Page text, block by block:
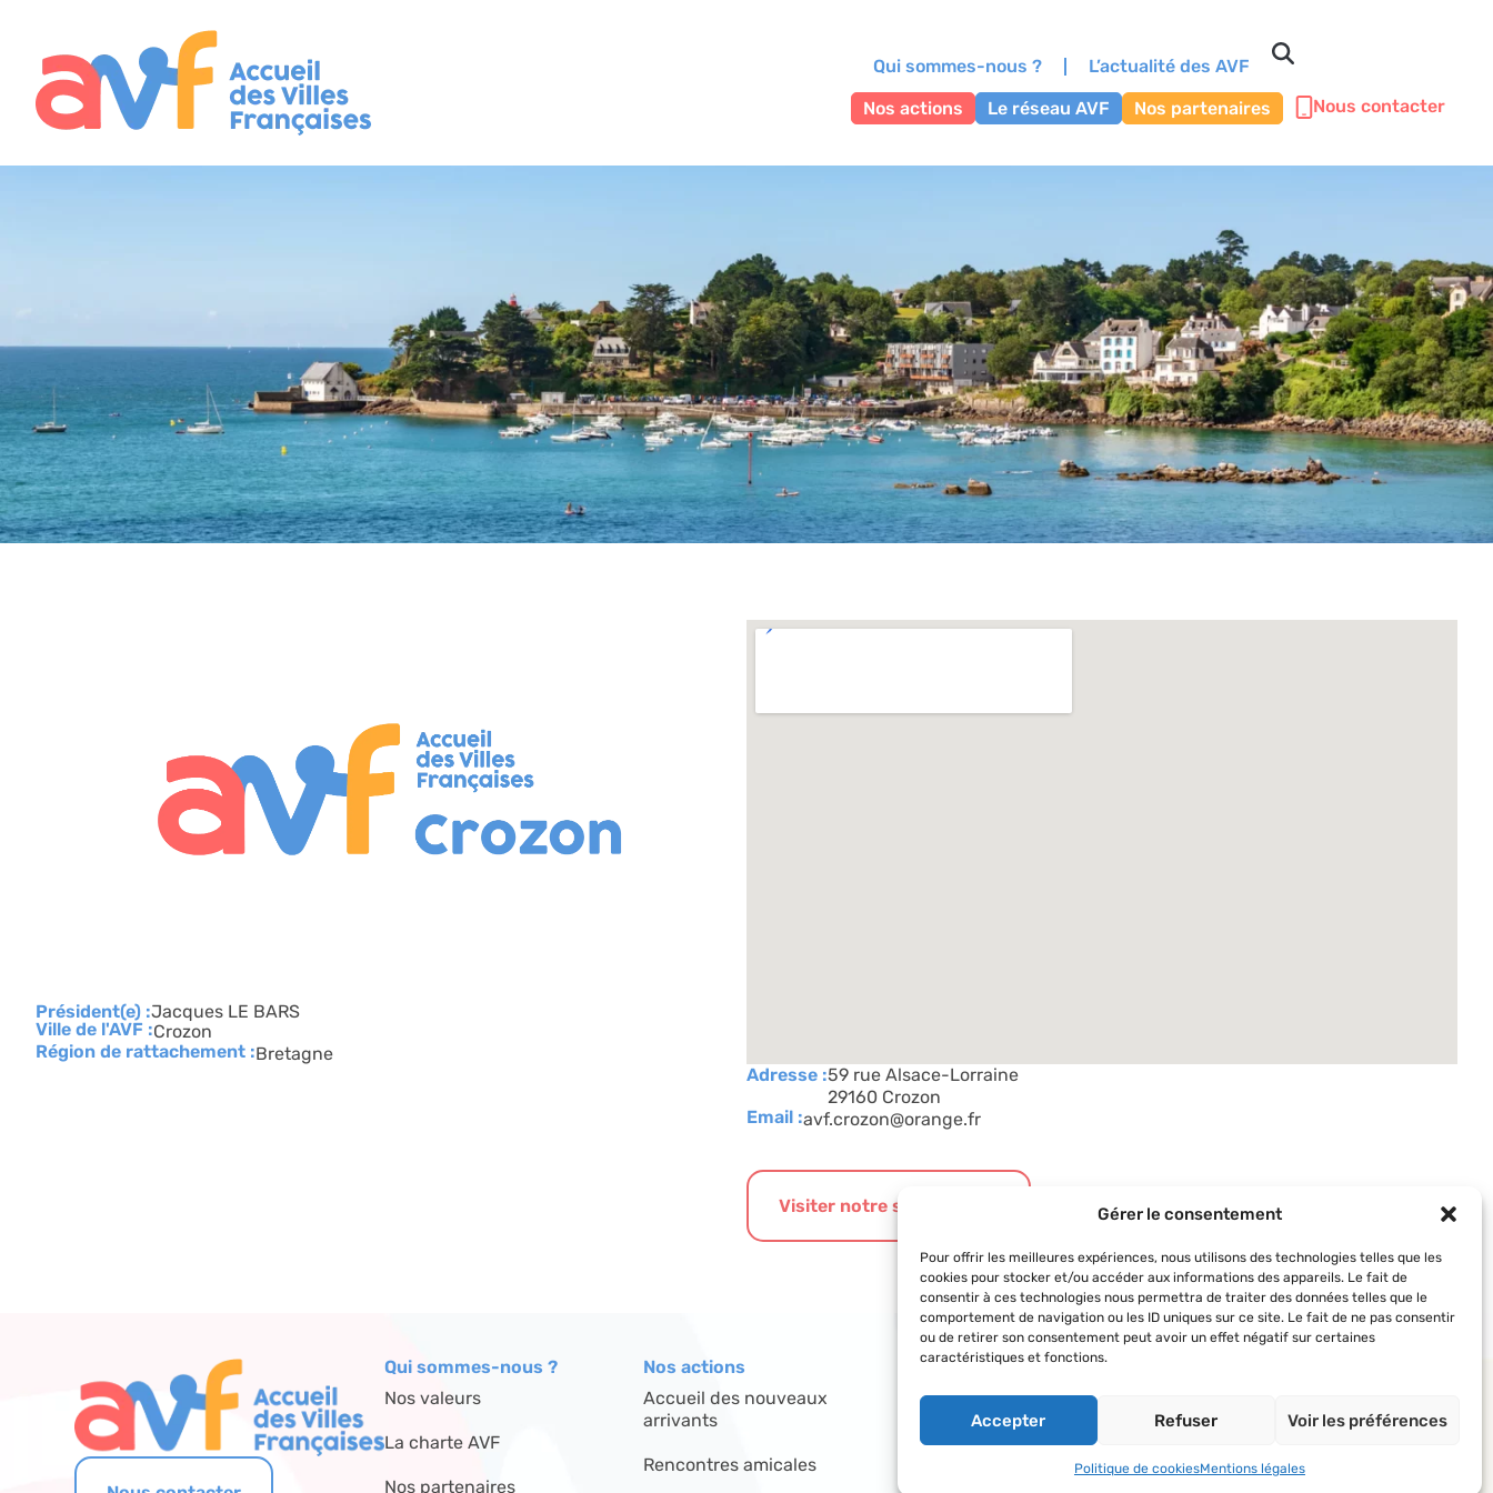
Gérer le consentement
Pour offrir les meilleures expériences, nous utilisons des technologies telles que les
cookies pour stocker et/ou accéder aux informations des appareils. Le fait de
consentir à ces technologies nous permettra de traiter des données telles que le
comportement de navigation ou les ID uniques sur ce site. Le fait de ne pas consentir
ou de retirer son consentement peut avoir un effet négatif sur certaines
caractéristiques et fonctions.
Accepter Refuser Voir les préférences
Politique de cookiesMentions légales
Qui sommes-nous ?
L’actualité des AVF
Nos actions
Le réseau AVF Nos partenaires Nous contacter
Président(e) :Jacques LE BARS
Ville de l'AVF :Crozon
Région de rattachement :Bretagne
Adresse :59 rue Alsace-Lorraine
29160 Crozon
Email :avf.crozon@orange.fr
Visiter notre site internet
Qui sommes-nous ?
Nos valeurs
La charte AVF
Nos partenaires
Nos actions
Accueil des nouveaux
arrivants
Rencontres amicales
Le réseau AVF
Répertoire des AVF
Découvrir l’actualité du réseau